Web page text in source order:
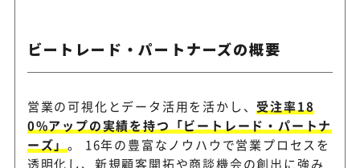
カリトルくん
定額制で営業戦略から商談獲
ネオキャリア
人材・営業支援の運用力を活
代行
ビートレード・パートナーズの概要
営業の可視化とデータ活用を活かし、受注率18
0%アップの実績を持つ「ビートレード・パートナ
ーズ」。 16年の豊富なノウハウで営業プロセスを
透明化し、新規顧客開拓や商談機会の創出に強み